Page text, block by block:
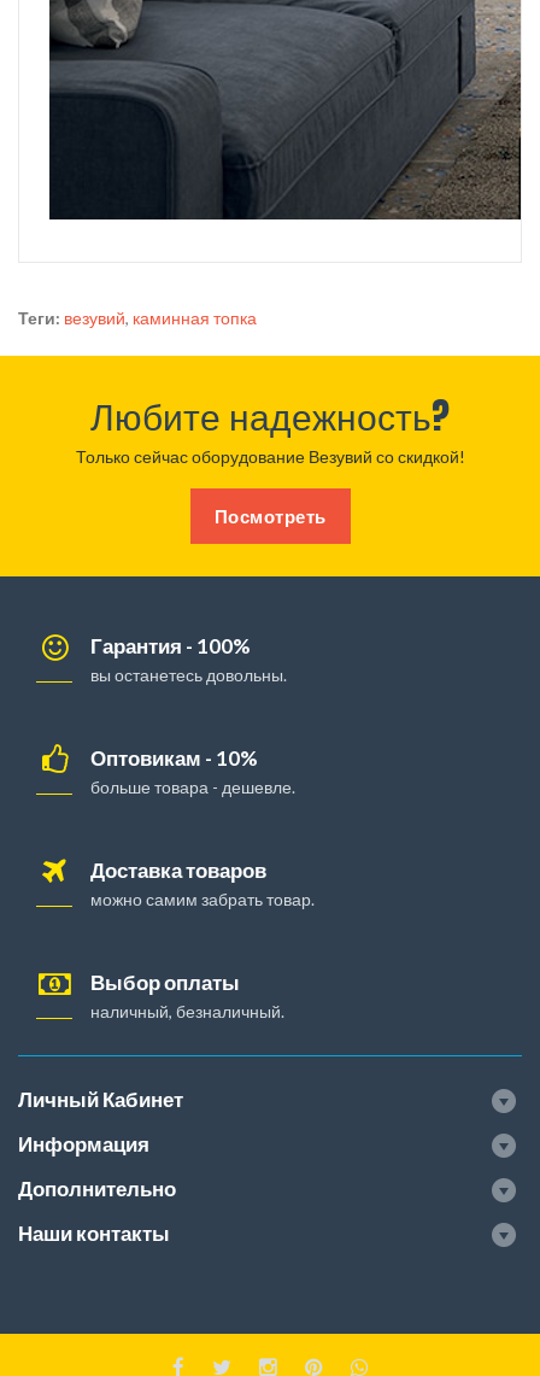
Теги: везувий, каминная топка
Любите надежность?
Только сейчас оборудование Везувий со скидкой!
Посмотреть
Гарантия - 100%
вы останетесь довольны.
Оптовикам - 10%
больше товара - дешевле.
Доставка товаров
можно самим забрать товар.
Выбор оплаты
наличный, безналичный.
Личный Кабинет
Информация
Дополнительно
Наши контакты